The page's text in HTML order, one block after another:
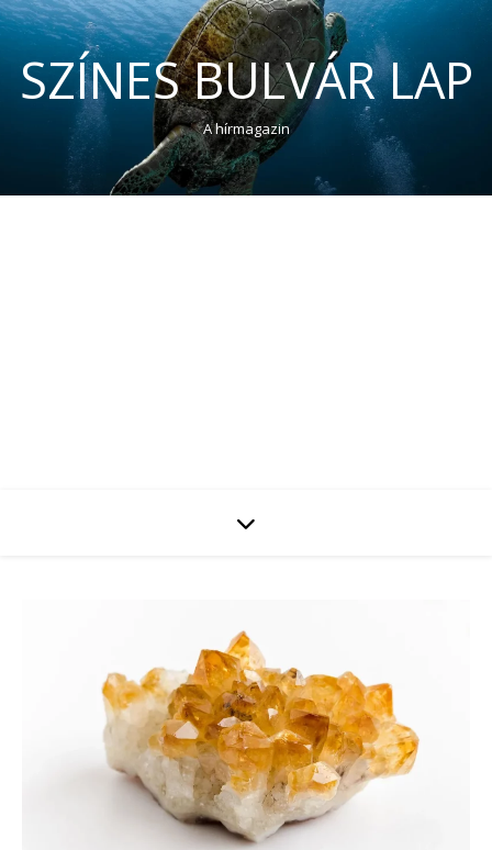
SZÍNES BULVÁR LAP
A hírmagazin